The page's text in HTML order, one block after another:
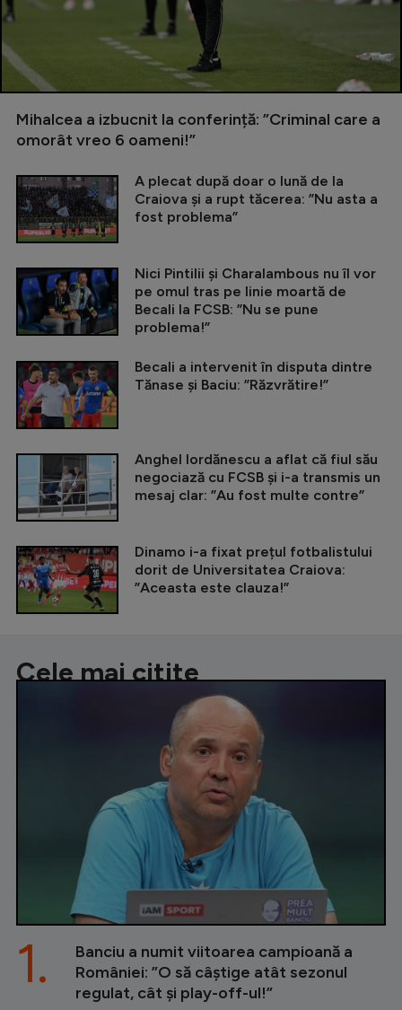
Mihalcea a izbucnit la conferință: ”Criminal care a
omorât vreo 6 oameni!”
A plecat după doar o lună de la
Craiova și a rupt tăcerea: ”Nu asta a
fost problema”
Nici Pintilii și Charalambous nu îl vor
pe omul tras pe linie moartă de
Becali la FCSB: ”Nu se pune
problema!”
Becali a intervenit în disputa dintre
Tănase și Baciu: ”Răzvrătire!”
Anghel Iordănescu a aflat că fiul său
negociază cu FCSB și i-a transmis un
mesaj clar: ”Au fost multe contre”
Dinamo i-a fixat prețul fotbalistului
dorit de Universitatea Craiova:
”Aceasta este clauza!”
Cele mai citite
Banciu a numit viitoarea campioană a
României: ”O să câștige atât sezonul
regulat, cât și play-off-ul!”
1.